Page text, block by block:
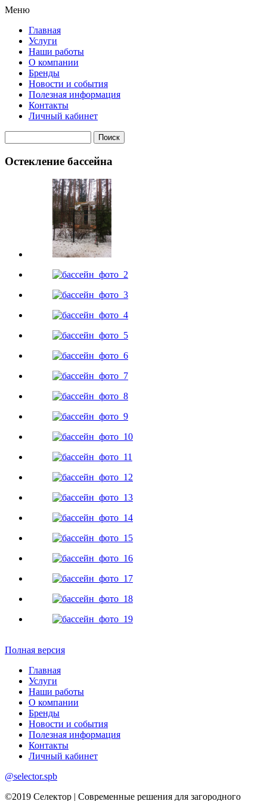
Меню
Главная
Услуги
Наши работы
О компании
Бренды
Новости и события
Полезная информация
Контакты
Личный кабинет
Остекление бассейна
Полная версия
Главная
Услуги
Наши работы
О компании
Бренды
Новости и события
Полезная информация
Контакты
Личный кабинет
@selector.spb
©2019 Селектор | Современные решения для загородного